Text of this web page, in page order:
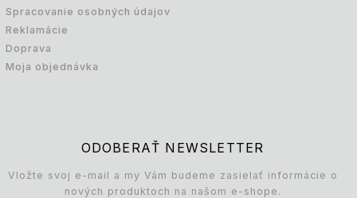
Spracovanie osobných údajov
Reklamácie
Doprava
Moja objednávka
ODOBERAŤ NEWSLETTER
Vložte svoj e-mail a my Vám budeme zasielať informácie o
nových produktoch na našom e-shope.